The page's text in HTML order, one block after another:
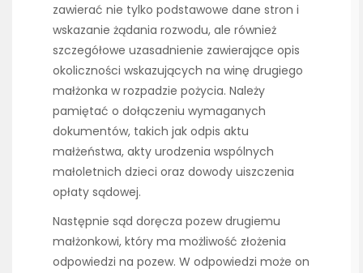
zawierać nie tylko podstawowe dane stron i
wskazanie żądania rozwodu, ale również
szczegółowe uzasadnienie zawierające opis
okoliczności wskazujących na winę drugiego
małżonka w rozpadzie pożycia. Należy
pamiętać o dołączeniu wymaganych
dokumentów, takich jak odpis aktu
małżeństwa, akty urodzenia wspólnych
małoletnich dzieci oraz dowody uiszczenia
opłaty sądowej.
Następnie sąd doręcza pozew drugiemu
małżonkowi, który ma możliwość złożenia
odpowiedzi na pozew. W odpowiedzi może on